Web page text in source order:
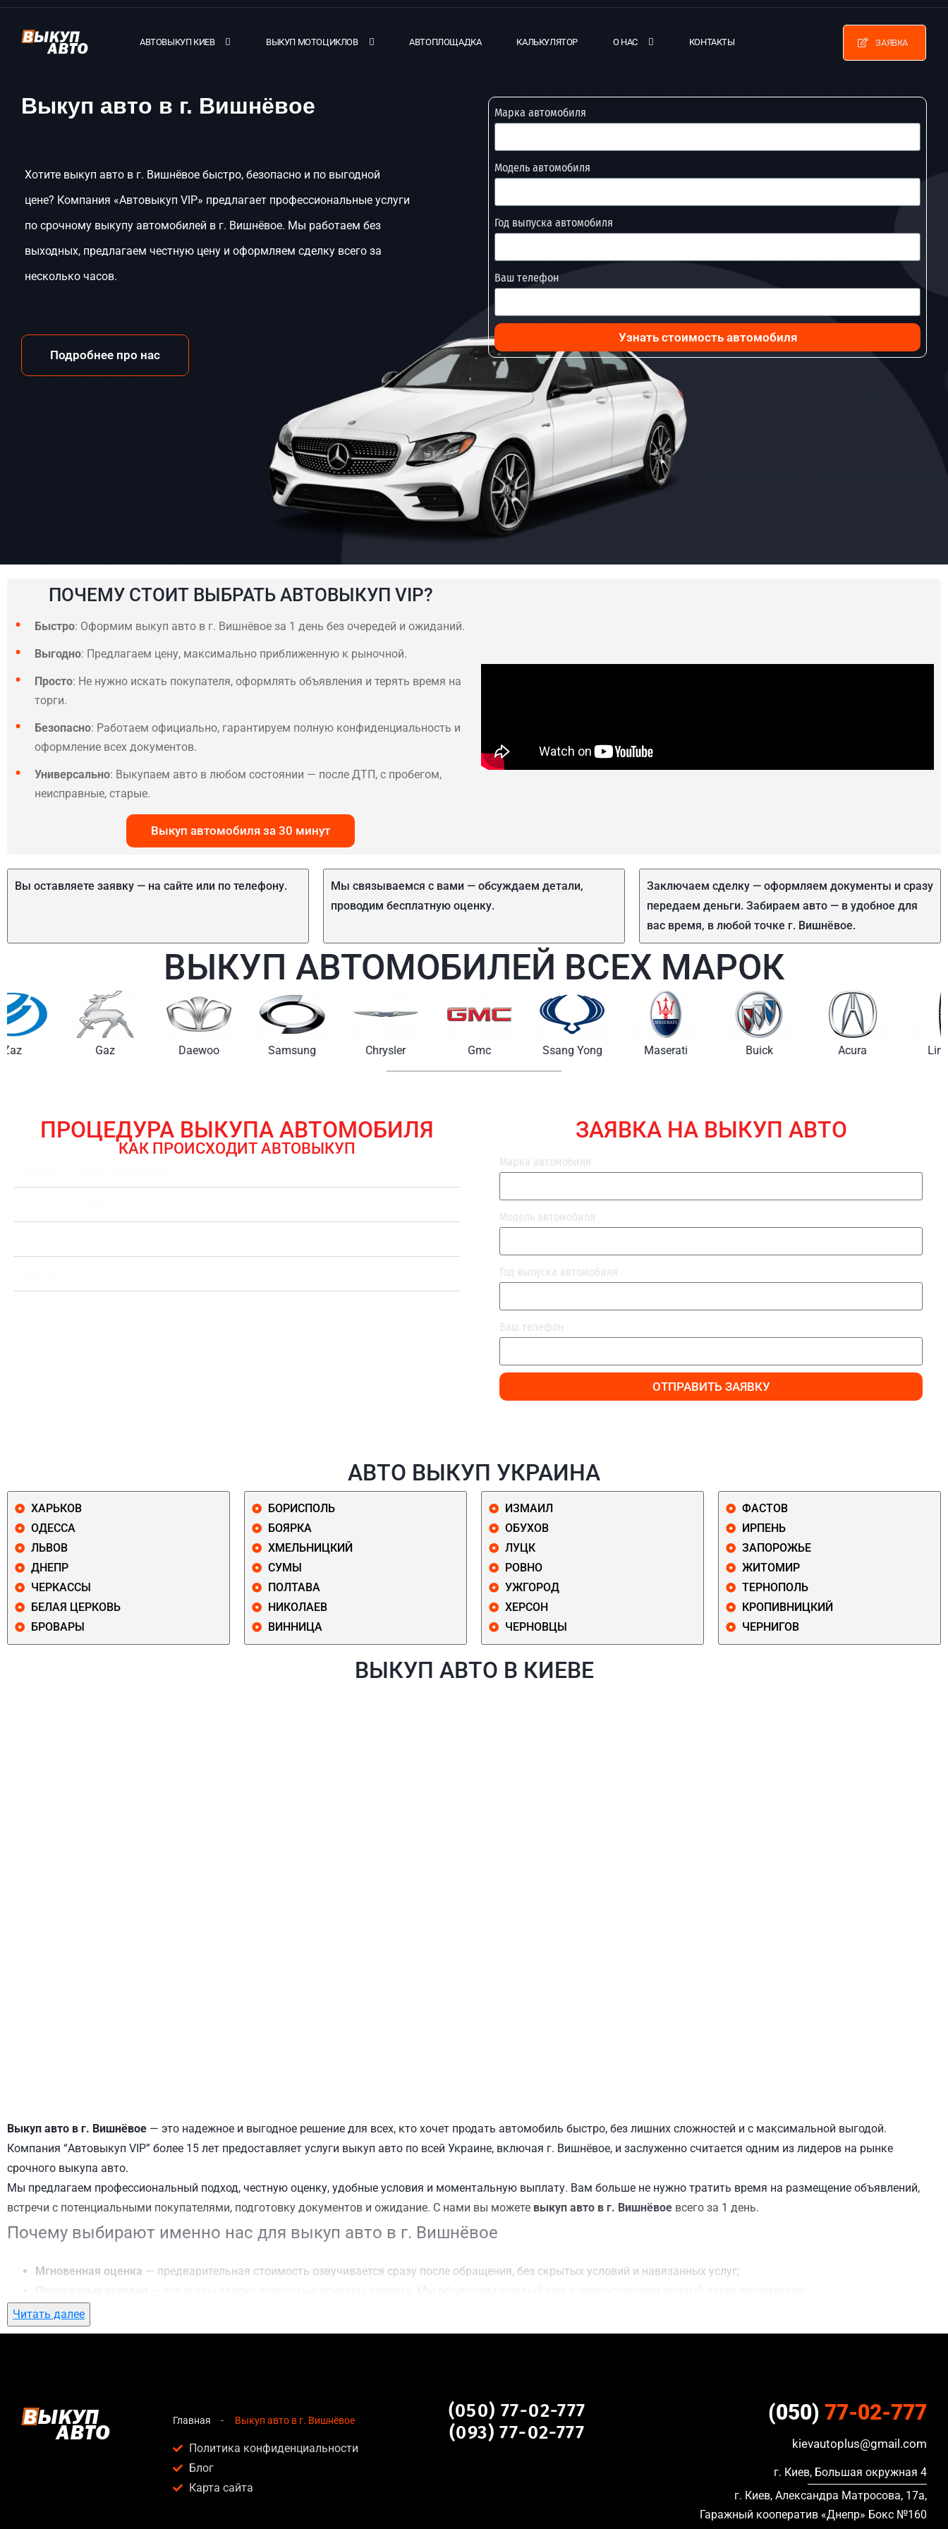
АВТОВЫКУП КИЕВ ВЫКУП МОТОЦИКЛОВ АВТОПЛОЩАДКА КАЛЬКУЛЯТОР О НАС КОНТАКТЫ ЗАЯВКА
Выкуп авто в г. Вишнёвое
Хотите выкуп авто в г. Вишнёвое быстро, безопасно и по выгодной
цене? Компания «Автовыкуп VIP» предлагает профессиональные услуги
по срочному выкупу автомобилей в г. Вишнёвое. Мы работаем без
выходных, предлагаем честную цену и оформляем сделку всего за
несколько часов.
Подробнее про нас
Марка автомобиля
Модель автомобиля
Год выпуска автомобиля
Ваш телефон
Узнать стоимость автомобиля
ПОЧЕМУ СТОИТ ВЫБРАТЬ АВТОВЫКУП VIP?
Быстро: Оформим выкуп авто в г. Вишнёвое за 1 день без очередей и ожиданий.
Выгодно: Предлагаем цену, максимально приближенную к рыночной.
Просто: Не нужно искать покупателя, оформлять объявления и терять время на
торги.
Безопасно: Работаем официально, гарантируем полную конфиденциальность и
оформление всех документов.
Универсально: Выкупаем авто в любом состоянии — после ДТП, с пробегом,
неисправные, старые.
Выкуп автомобиля за 30 минут
Вы оставляете заявку — на сайте или по телефону.
Мы связываемся с вами — обсуждаем детали,
проводим бесплатную оценку.
Заключаем сделку — оформляем документы и сразу
передаем деньги. Забираем авто — в удобное для
вас время, в любой точке г. Вишнёвое.
ВЫКУП АВТОМОБИЛЕЙ ВСЕХ МАРОК
Samsung Chrysler Ssang Yong Maserati
ПРОЦЕДУРА ВЫКУПА АВТОМОБИЛЯ
КАК ПРОИСХОДИТ АВТОВЫКУП
ЗАЯВКА НА ВЫКУП АВТО
Марка автомобиля
Модель автомобиля
Год выпуска автомобиля
Ваш телефон
ОТПРАВИТЬ ЗАЯВКУ
АВТО ВЫКУП УКРАИНА
ХАРЬКОВ
ОДЕССА
ЛЬВОВ
ДНЕПР
ЧЕРКАССЫ
БЕЛАЯ ЦЕРКОВЬ
БРОВАРЫ
БОРИСПОЛЬ
БОЯРКА
ХМЕЛЬНИЦКИЙ
СУМЫ
ПОЛТАВА
НИКОЛАЕВ
ВИННИЦА
ИЗМАИЛ
ОБУХОВ
ЛУЦК
РОВНО
УЖГОРОД
ХЕРСОН
ЧЕРНОВЦЫ
ФАСТОВ
ИРПЕНЬ
ЗАПОРОЖЬЕ
ЖИТОМИР
ТЕРНОПОЛЬ
КРОПИВНИЦКИЙ
ЧЕРНИГОВ
ВЫКУП АВТО В КИЕВЕ
Выкуп авто в г. Вишнёвое — это надежное и выгодное решение для всех, кто хочет продать автомобиль быстро, без лишних сложностей и с максимальной выгодой.
Компания “Автовыкуп VIP” более 15 лет предоставляет услуги выкуп авто по всей Украине, включая г. Вишнёвое, и заслуженно считается одним из лидеров на рынке
срочного выкупа авто.
Мы предлагаем профессиональный подход, честную оценку, удобные условия и моментальную выплату. Вам больше не нужно тратить время на размещение объявлений,
встречи с потенциальными покупателями, подготовку документов и ожидание. С нами вы можете выкуп авто в г. Вишнёвое всего за 1 день.
Почему выбирают именно нас для выкуп авто в г. Вишнёвое
Мгновенная оценка — предварительная стоимость озвучивается сразу после обращения, без скрытых условий и навязанных услуг;
Гибкий подход
Честные цены— предлагаем до 95% от рыночной стоимости даже за авто после аварии или с пробегом;
Кому подойдет выкуп авто в г. Вишнёвое
Услуга выкуп авто в г. Вишнёвое актуальна для:
Владельцев автомобилей после аварии, когда восстановление экономически нецелесообразно;
Людей, которым срочно нужны деньги — мы предлагаем выплату сразу после подписания договора;
Читать далее
Главная Выкуп авто в г. Вишнёвое
Политика конфиденциальности
Блог
Карта сайта
(050) 77-02-777
(093) 77-02-777
(050) 77-02-777
kievautoplus@gmail.com
г. Киев, Большая окружная 4
г. Киев, Александра Матросова, 17а,
Гаражный кооператив «Днепр» Бокс №160